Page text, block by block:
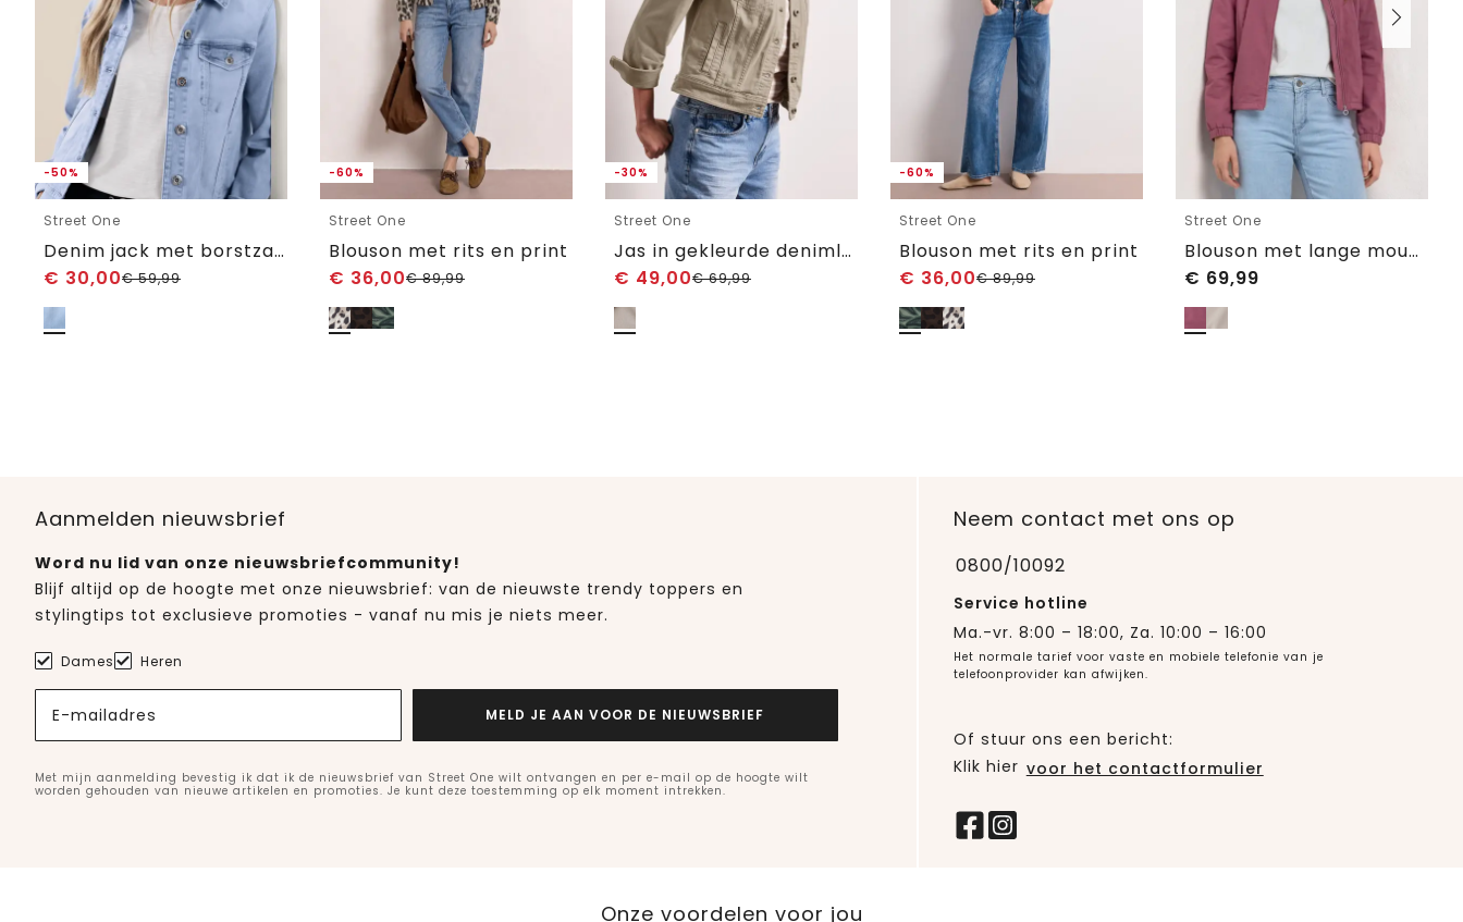
-50%
Street One
Denim jack met borstzakken en knopen
€ 30,00€59,99
-60%
Street One
Blouson met rits en print
€ 36,00€89,99
-30%
Street One
Jas in gekleurde denimlook met zakken
€ 49,00€69,99
-60%
Street One
Blouson met rits en print
€ 36,00€89,99
Street One
Blouson met lange mouwen en ritssluiting
€ 69,99
Aanmelden nieuwsbrief
Word nu lid van onze nieuwsbriefcommunity!
Blijf altijd op de hoogte met onze nieuwsbrief: van de nieuwste trendy toppers en
stylingtips tot exclusieve promoties - vanaf nu mis je niets meer.
Dames Heren
E-mailadres MELD JE AAN VOOR DE NIEUWSBRIEF
Met mijn aanmelding bevestig ik dat ik de nieuwsbrief van Street One wilt ontvangen en per e-mail op de hoogte wilt
worden gehouden van nieuwe artikelen en promoties. Je kunt deze toestemming op elk moment intrekken.
Neem contact met ons op
0800/10092
Service hotline
Ma.-vr. 8:00 – 18:00, Za. 10:00 – 16:00
Het normale tarief voor vaste en mobiele telefonie van je
telefoonprovider kan afwijken.
Of stuur ons een bericht:
Klik hier voor het contactformulier
Onze voordelen voor jou